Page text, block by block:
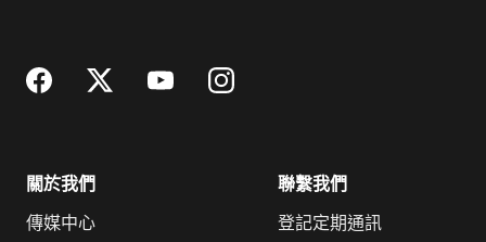
關於我們
傳媒中心
聯繫我們
登記定期通訊